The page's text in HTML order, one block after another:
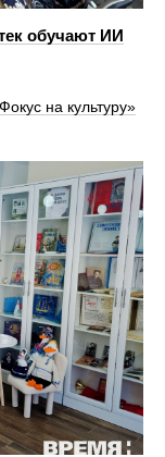
обучают ИИ
на культуру»